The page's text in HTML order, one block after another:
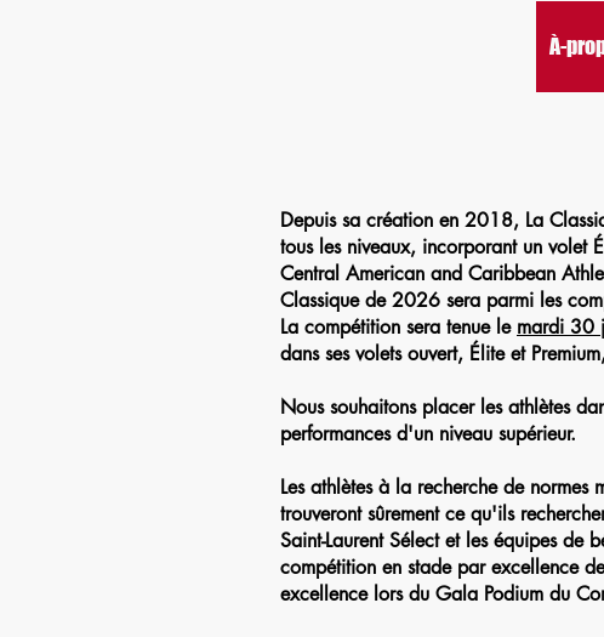
À-
Depuis sa création en 2018, La
tous les niveaux, incorporant un volet
Central American and Caribbean
Classique de 2026 sera parmi les
La compétition sera tenue le mardi 30
dans ses volets ouvert, Élite et
Nous souhaitons placer les athlètes
performances d'un niveau supérieur.
Les athlètes à la recherche de
trouveront sûrement ce qu'ils
Saint-Laurent Sélect et les équipes
compétition en stade par excellence
excellence lors du Gala Podium du